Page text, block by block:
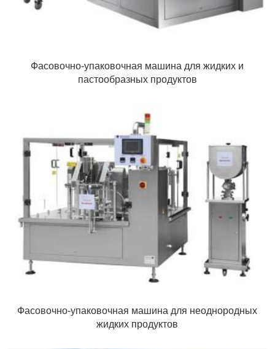
Фасовочно-упаковочная машина для жидких и
пастообразных продуктов
Фасовочно-упаковочная машина для неоднородных
жидких продуктов